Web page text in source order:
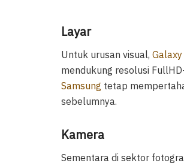
Layar
Untuk urusan visual,
mendukung resolusi
Samsung tetap
sebelumnya.
Kamera
Sementara di sektor